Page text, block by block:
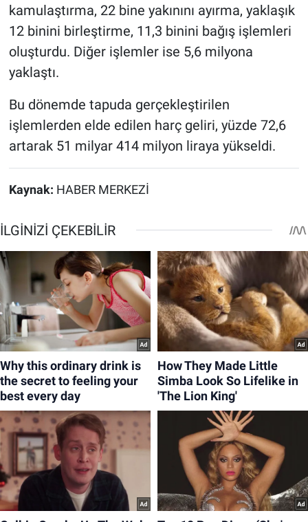
kamulaştırma, 22 bine yakınını ayırma, yaklaşık
12 binini birleştirme, 11,3 binini bağış işlemleri
oluşturdu. Diğer işlemler ise 5,6 milyona
yaklaştı.
Bu dönemde tapuda gerçekleştirilen
işlemlerden elde edilen harç geliri, yüzde 72,6
artarak 51 milyar 414 milyon liraya yükseldi.
Kaynak: HABER MERKEZİ